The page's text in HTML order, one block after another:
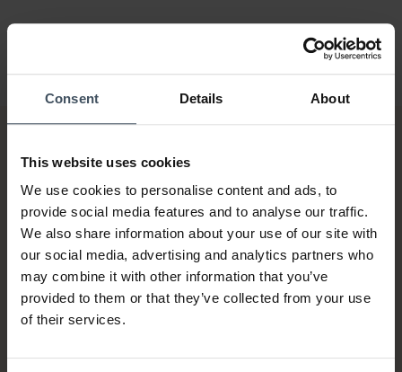
Consent Details About
This website uses cookies
We use cookies to personalise content and ads, to
provide social media features and to analyse our traffic.
We also share information about your use of our site with
our social media, advertising and analytics partners who
may combine it with other information that you’ve
provided to them or that they’ve collected from your use
of their services.
Rechnung & Ratenzahlung bis
5'000.-
info